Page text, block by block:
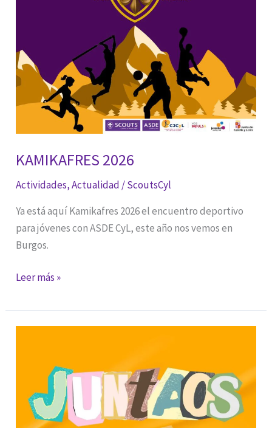
KAMIKAFRES 2026
Actividades,Actualidad /ScoutsCyl
Ya está aquí Kamikafres 2026 el encuentro deportivo
para jóvenes con ASDE CyL, este año nos vemos en
Burgos.
KAMIKAFRES
Leer más »